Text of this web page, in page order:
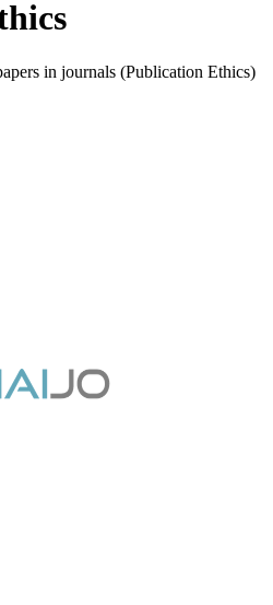
in journals (Publication Ethics)